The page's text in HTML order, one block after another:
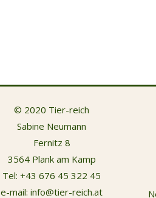
© 2020 Tier-reich
Sabine Neumann
Fernitz 8
3564 Plank am Kamp
Tel: +43 676 45 322 45
e-mail: info@tier-reich.at